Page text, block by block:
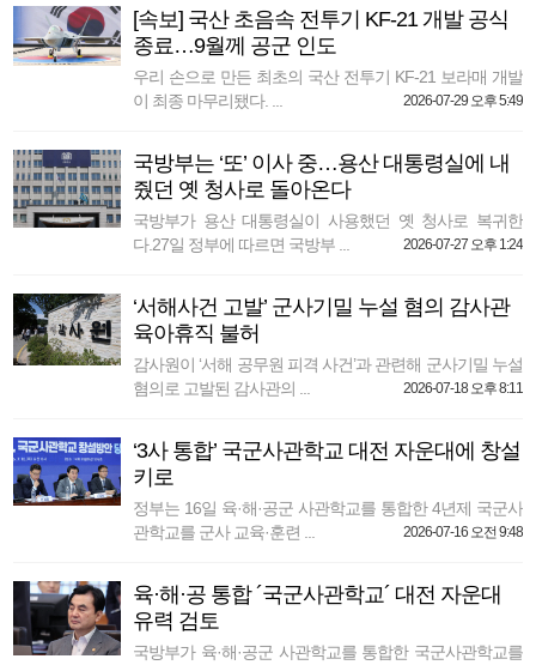
[속보] 국산 초음속 전투기 KF-21 개발 공식
종료…9월께 공군 인도
우리 손으로 만든 최초의 국산 전투기 KF-21 보라매 개발
이 최종 마무리됐다. ...
2026-07-29 오후 5:49
국방부는 ‘또’ 이사 중…용산 대통령실에 내
줬던 옛 청사로 돌아온다
국방부가 용산 대통령실이 사용했던 옛 청사로 복귀한
다.27일 정부에 따르면 국방부 ...
2026-07-27 오후 1:24
‘서해사건 고발’ 군사기밀 누설 혐의 감사관
육아휴직 불허
감사원이 ‘서해 공무원 피격 사건’과 관련해 군사기밀 누설
혐의로 고발된 감사관의 ...
2026-07-18 오후 8:11
‘3사 통합’ 국군사관학교 대전 자운대에 창설
키로
정부는 16일 육·해·공군 사관학교를 통합한 4년제 국군사
관학교를 군사 교육·훈련 ...
2026-07-16 오전 9:48
육·해·공 통합 ´국군사관학교´ 대전 자운대
유력 검토
국방부가 육·해·공군 사관학교를 통합한 국군사관학교를